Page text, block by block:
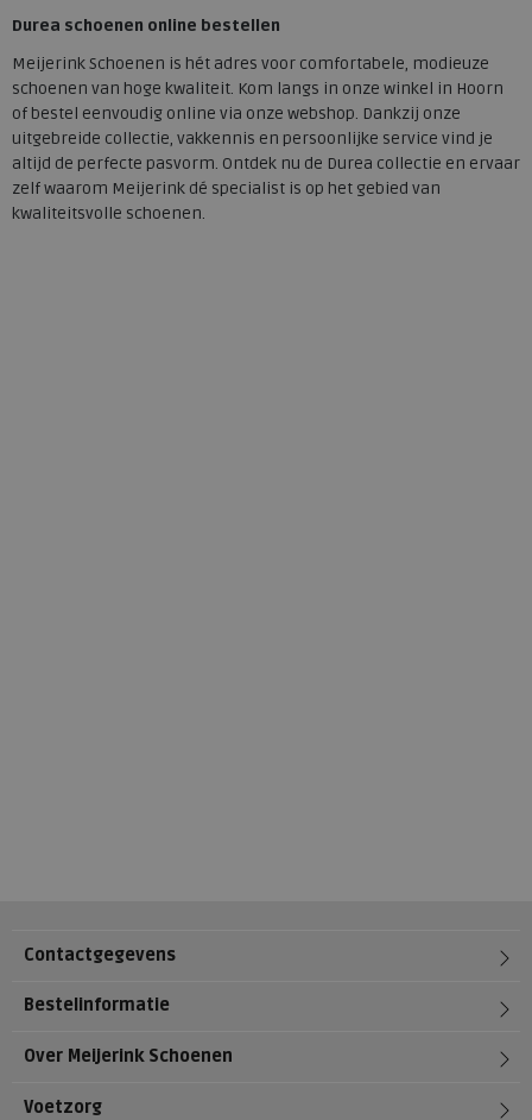
Durea schoenen online bestellen
Meijerink Schoenen is hét adres voor comfortabele, modieuze
schoenen van hoge kwaliteit. Kom langs in onze winkel in Hoorn
of bestel eenvoudig online via onze webshop. Dankzij onze
uitgebreide collectie, vakkennis en persoonlijke service vind je
altijd de perfecte pasvorm. Ontdek nu de Durea collectie en ervaar
zelf waarom Meijerink dé specialist is op het gebied van
kwaliteitsvolle schoenen.
Contactgegevens
Bestelinformatie
Over Meijerink Schoenen
Voetzorg